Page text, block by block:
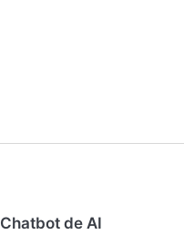
Chatbot de AI